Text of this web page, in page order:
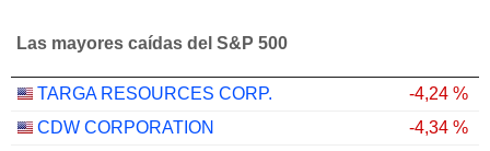
Las mayores caídas del S&P 500
TARGA RESOURCES CORP.
-4,24 %
CDW CORPORATION
-4,34 %